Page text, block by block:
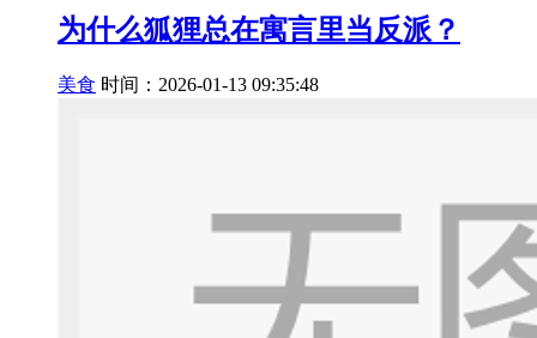
为什么狐狸总在寓言里当反派？
美食 时间：2026-01-13 09:35:48